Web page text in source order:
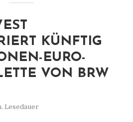
KÜNFTIG
EURO-
VON BRW
Lesedauer